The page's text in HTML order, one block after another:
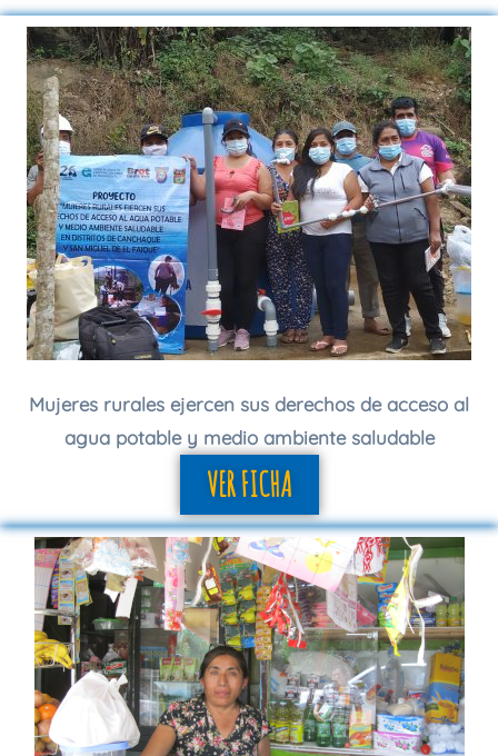
Mujeres rurales ejercen sus derechos de acceso al
agua potable y medio ambiente saludable
VER FICHA